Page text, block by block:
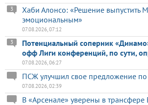
Хаби Алонсо: «Решение выпустить
эмоциональным»
3
07.08.2026, 07:12
Потенциальный соперник
офф Лиги конференций, по сути,
3
07.08.2026, 06:27
ПСЖ улучшил свое предложение по
07.08.2026, 02:39
В «Арсенале» уверены в трансфере